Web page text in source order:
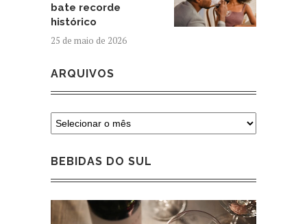
bate recorde
histórico
25 de maio de 2026
ARQUIVOS
BEBIDAS DO SUL
Tocador